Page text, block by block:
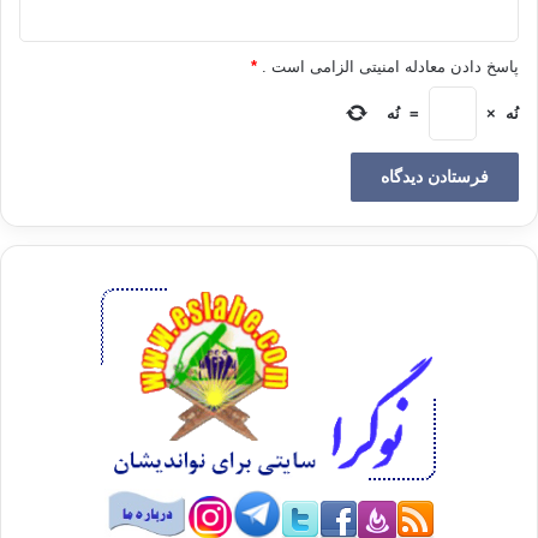
یه‌کێتی بیر و ڕیزی خۆیان بکه‌ن. ئه‌و هه‌ر دوو باڵه‌که‌ له‌ دۆستانی کاک ئه‌حمه‌د به‌
ڕه‌سمی ده‌ناسێ و هێنده‌ک ڕێنموونی بۆ هه‌ر دوو لایه‌ن هه‌یه‌ و ده‌نووسێ
له‌ به‌شێک له‌ کتێبه‌که‌دا هاتووه‌ که‌ به‌شێکی به‌رچاو له‌ دۆستانی کاک ئه‌حمه‌د
پێیان وایه‌ که‌ کاک ئه‌حمه‌د له‌پاش مردنیشی
کاروباری ئه‌واندا ده‌گێڕێ:
2- ئه‌و قسه‌ و باسه‌ نهێنییانه‌ی که‌ په‌یوه‌ندییان به‌ ڕه‌وتی ئێستا و داهاتووی ئه‌م
بزاڤه‌وه‌ هه‌یه‌ و مفتی زاده‌ لای که‌سێکی متمانه‌پێکراو، باسی لێکردووه‌ و به‌
نه‌هێنی دایناوه‌ و ده‌شێ بۆ داهاتووی کاری ئه‌م کۆمه‌ڵه‌یه‌ سوودی لێ ببینرێ.
شتێکی دیکه‌ی که‌ سرنجراکێشه‌ ئه‌وه‌یه‌ که‌ ئه‌وان باوه‌ڕیان وایه‌ هه‌ندێک له‌
دۆستانی مفتی زاده‌ ده‌توانن ته‌ماس له‌گه‌ڵ ڕۆحی ئه‌ودا بگرن و ئه‌گه‌ر لاریی و
لادانێک له‌ کاریاندا هه‌بێ به‌ ڕێگه‌ی مه‌عنه‌وی، کاک ئه‌حمه‌د بۆیان ڕاست بکاته‌وه‌
و هوشداریان پێبدا، ئه‌م ڕێگه‌یه‌ له‌ په‌یوه‌ندی کردن له‌ باس و خواسه‌کانی کاک
ئه‌حمه‌د دا قسه‌ی لێکراوه‌ و ئاواتی خواستووه‌ له‌داوی مردنیش بتوانێ
پاسخ دادن معادله امنیتی الزامی است . *
نُه ×
= نُه